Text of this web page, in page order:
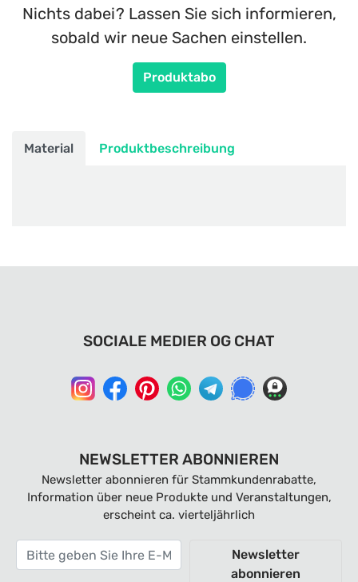
Nichts dabei? Lassen Sie sich informieren,
sobald wir neue Sachen einstellen.
Produktabo
Material Produktbeschreibung
SOCIALE MEDIER OG CHAT
NEWSLETTER ABONNIEREN
Newsletter abonnieren für Stammkundenrabatte,
Information über neue Produkte und Veranstaltungen,
erscheint ca. vierteljährlich
Newsletter
abonnieren